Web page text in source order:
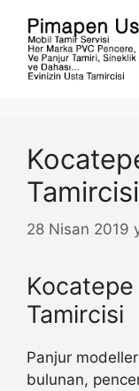
Tamircisi
28 Nisan 2019
Tamircisi
Panjur
bulunan,